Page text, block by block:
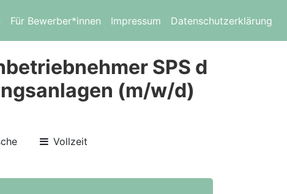
Für Bewerber*innen Impressum Datenschutzerklärung
SPS d
(m/w/d)
Vollzeit